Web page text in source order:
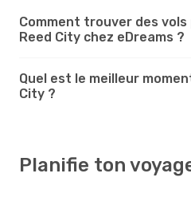
Comment trouver des vols
Reed City chez eDreams ?
Quel est le meilleur
City ?
Planifie ton